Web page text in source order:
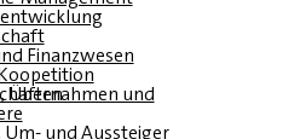
Finanzwesen
Partnerschaften
Um- und Aussteiger